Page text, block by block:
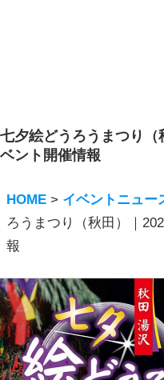
七夕絵どうろうまつり
ベント開催情報
HOME > イベントニュー
ろうまつり（秋田）｜
報